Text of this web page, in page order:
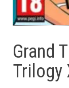
Grand
Trilogy